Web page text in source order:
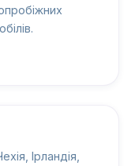
Ірландія,